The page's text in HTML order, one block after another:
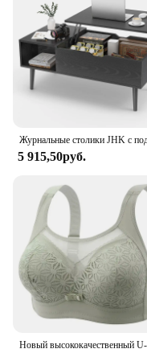
5 915,50руб.